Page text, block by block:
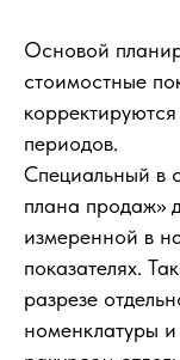
Основой
стоимостные
периодов.
Специальный в
плана продаж»
измеренной в
показателях.
разрезе
номенклатуры